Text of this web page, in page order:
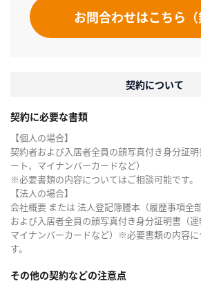
お問合わせはこちら（
契約について
契約に必要な書類
【個人の場合】
契約者および入居者全員の顔写真付き身分証
ート、マイナンバーカードなど）
※必要書類の内容についてはご相談可能です。
【法人の場合】
会社概要 または 法人登記簿謄本（履歴事項全
および入居者全員の顔写真付き身分証明書（運
マイナンバーカードなど）※必要書類の内容
す。
その他の契約などの注意点